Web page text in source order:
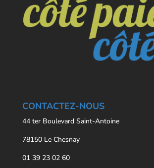
CONTACTEZ-NOUS
44 ter Boulevard Saint-Antoine
78150 Le Chesnay
01 39 23 02 60